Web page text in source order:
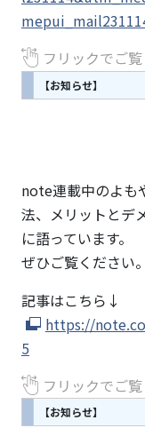
フリックでご覧
【お知らせ】
note連載中のよも
法、メリットとデ
に語っています。
ぜひご覧ください。
記事はこちら↓
https://
5
フリックでご覧
【お知らせ】